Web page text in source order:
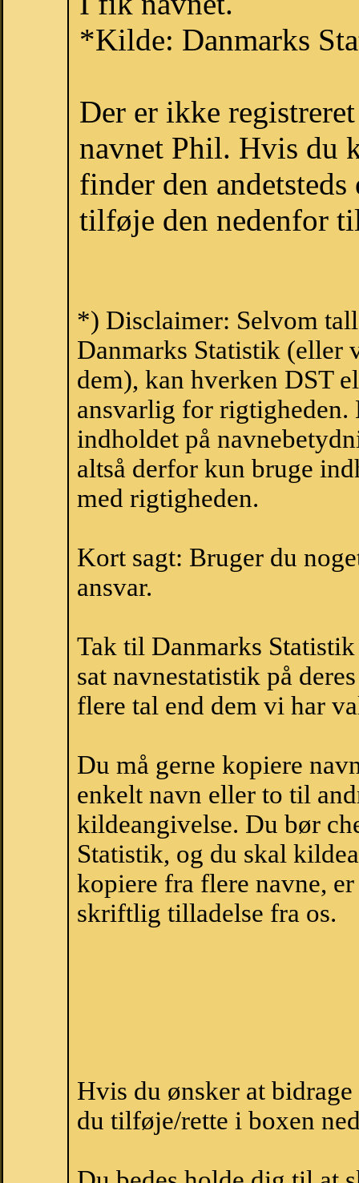
*Kilde: Danmarks
Der er ikke
navnet Phil. Hvis du
finder den
tilføje den nedenfor
*) Disclaimer: Selvom
Danmarks Statistik (eller
dem), kan hverken DST
ansvarlig for
indholdet på
altså derfor kun bruge
med rigtigheden.
Kort sagt: Bruger du
ansvar.
Tak til Danmarks
sat navnestatistik på
flere tal end dem vi har
Du må gerne kopiere
enkelt navn eller to til
kildeangivelse. Du bør
Statistik, og du skal
kopiere fra flere navne,
skriftlig tilladelse fra os.
Hvis du ønsker at
du tilføje/rette i boxen